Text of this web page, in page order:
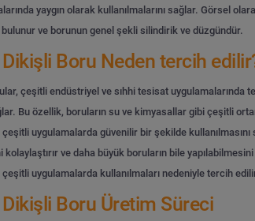
yaygın olarak kullanılmalarını sağlar. Görsel
ve borunun genel şekli silindirik ve düzgündür.
Boru Neden tercih
çeşitli endüstriyel ve sıhhi tesisat
Bu özellik, boruların su ve kimyasallar gibi çeşitli
çeşitli uygulamalarda güvenilir bir şekilde
ve daha büyük boruların bile
çeşitli uygulamalarda kullanılmaları nedeniyle tercih
Boru Üretim Süreci